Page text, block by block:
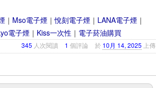
｜ Mso電子煙 ｜悅刻電子煙 ｜ LANA電子煙 ｜
電子煙 ｜ Kiss一次性 ｜ 電子菸油購買
345 人次閱讀 1 個評論 於 10月 14, 2025 上傳